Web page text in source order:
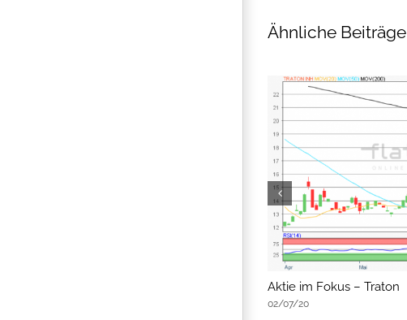
Ähnliche Beiträge
Aktie im Fokus – Traton
02/07/20